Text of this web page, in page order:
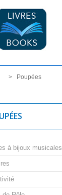
> Poupées
à bijoux musicales